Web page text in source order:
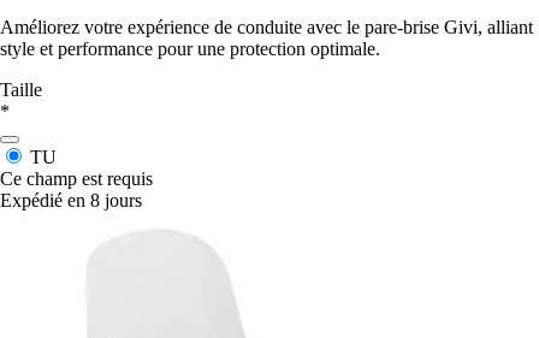
Améliorez votre expérience de conduite avec le pare-brise Givi, alliant
style et performance pour une protection optimale.
Taille
*
TU
Ce champ est requis
Expédié en 8 jours